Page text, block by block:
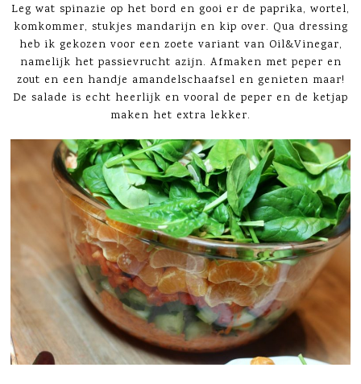
Leg wat spinazie op het bord en gooi er de paprika, wortel,
komkommer, stukjes mandarijn en kip over. Qua dressing
heb ik gekozen voor een zoete variant van Oil&Vinegar,
namelijk het passievrucht azijn. Afmaken met peper en
zout en een handje amandelschaafsel en genieten maar!
De salade is echt heerlijk en vooral de peper en de ketjap
maken het extra lekker.